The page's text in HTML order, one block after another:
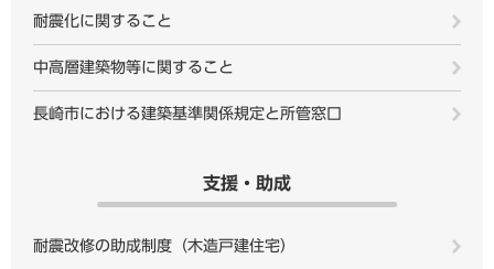
耐震化に関すること
中高層建築物等に関すること
長崎市における建築基準関係規定と所管窓口
支援・助成
耐震改修の助成制度（木造戸建住宅）